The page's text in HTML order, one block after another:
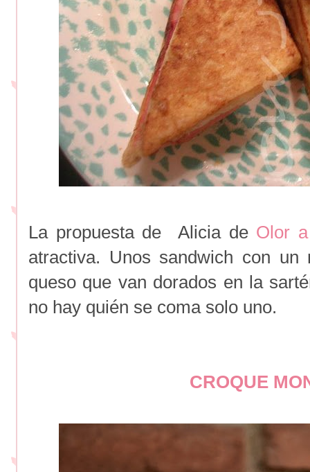
La propuesta de Alicia de Olor
atractiva. Unos sandwich con
queso que van dorados en la
no hay quién se coma solo uno.
CROQUE